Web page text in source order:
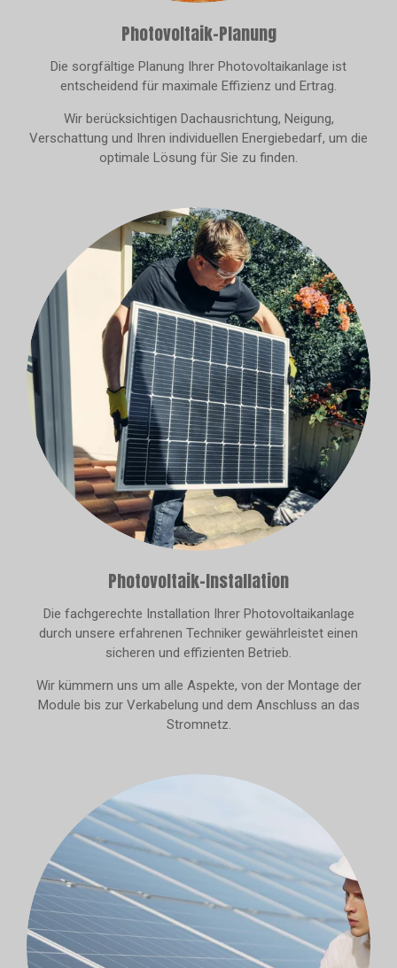
Photovoltaik-Planung
Die sorgfältige Planung Ihrer Photovoltaikanlage ist
entscheidend für maximale Effizienz und Ertrag.
Wir berücksichtigen Dachausrichtung, Neigung,
Verschattung und Ihren individuellen Energiebedarf, um die
optimale Lösung für Sie zu finden.
Photovoltaik-Installation
Die fachgerechte Installation Ihrer Photovoltaikanlage
durch unsere erfahrenen Techniker gewährleistet einen
sicheren und effizienten Betrieb.
Wir kümmern uns um alle Aspekte, von der Montage der
Module bis zur Verkabelung und dem Anschluss an das
Stromnetz.